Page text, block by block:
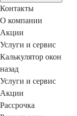
Контакты
О компании
Акции
Услуги и сервис
Калькулятор окон
назад
Услуги и сервис
Акции
Рассрочка